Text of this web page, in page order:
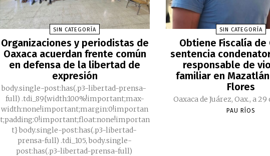
SIN CATEGORÍA
Organizaciones y periodistas de
Oaxaca acuerdan frente común
en defensa de la libertad de
expresión
body.single-post:has(.p3-libertad-prensa-
full) .tdi_89{width:100%!important;max-
width:none!important;margin:0!importan
t;padding:0!important;float:none!importan
t} body.single-post:has(.p3-libertad-
prensa-full) .tdi_105, body.single-
post:has(.p3-libertad-prensa-full)
SIN CATEGORÍA
Obtiene Fiscalía de
sentencia
responsable de
familiar en
Flores
Oaxaca de Juárez, Oax., a
PAU RÍOS